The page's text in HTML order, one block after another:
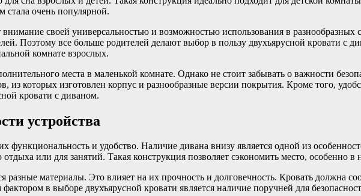
стала очень популярной.
своей универсальностью и возможностью использования в разнообразных
Поэтому все больше родителей делают выбор в пользу двухъярусной кровати с
комнате взрослых.
места в маленькой комнате. Однако не стоит забывать о важности
из которых изготовлен корпус и разнообразные версии покрытия. Кроме того,
кровати с диваном.
устройства
и удобство. Наличие дивана внизу является одной из
или для занятий. Такая конструкция позволяет сэкономить место, особенно в
материалы. Это влияет на их прочность и долговечность. Кровать должна
в выборе двухъярусной кровати является наличие поручней для